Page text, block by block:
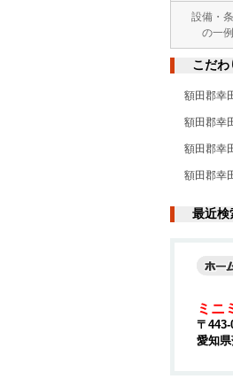
設備・
の一例
こだ
額田郡幸
額田郡幸
額田郡幸
額田郡幸
最近検
ミニ
〒443-
愛知